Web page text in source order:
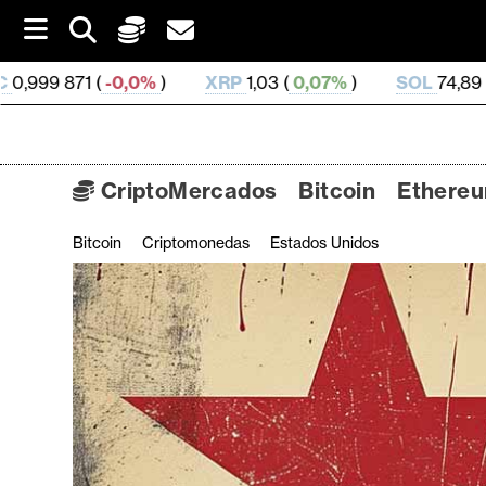
i
p
t
) XRP1,03 (0,07% SOL 74,89 (1,85% ) TRX
C
r
i
p
t
o
M
e
CriptoMercados Bitcoin
Bitcoin Criptomonedas Estados Unidos